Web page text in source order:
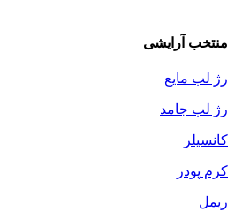
منتخب آرایشی
رژ لب مایع
رژ لب جامد
کانسیلر
کرم پودر
ریمل